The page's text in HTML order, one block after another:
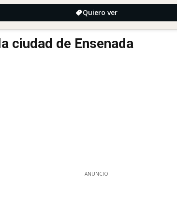
Quiero ver
ciudad de Ensenada
ANUNCIO